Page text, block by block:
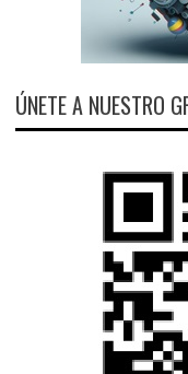
ÚNETE A NUESTRO